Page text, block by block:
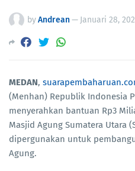
byAndrean— Januari 28,
MEDAN,
(Menhan) Republik Indonesia
menyerahkan bantuan Rp3
Masjid Agung Sumatera Utara
dipergunakan untuk
Agung.